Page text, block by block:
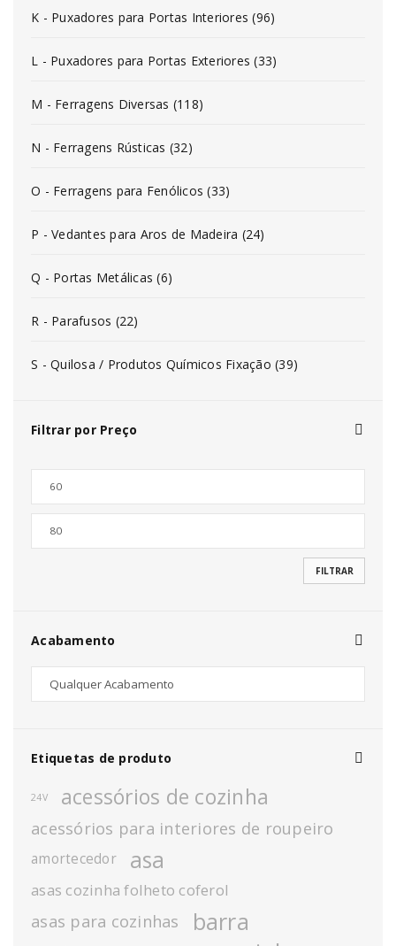
K - Puxadores para Portas Interiores (96)
L - Puxadores para Portas Exteriores (33)
M - Ferragens Diversas (118)
N - Ferragens Rústicas (32)
O - Ferragens para Fenólicos (33)
P - Vedantes para Aros de Madeira (24)
Q - Portas Metálicas (6)
R - Parafusos (22)
S - Quilosa / Produtos Químicos Fixação (39)
Filtrar por Preço
FILTRAR
Acabamento
Etiquetas de produto
24V acessórios de cozinha
acessórios para interiores de roupeiro
amortecedor asa
asas cozinha folheto coferol
asas para cozinhas barra